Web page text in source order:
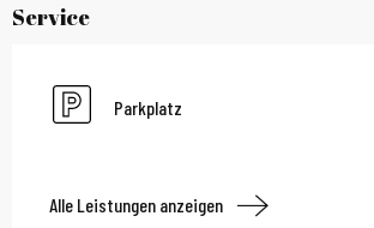
Service
Parkplatz
Alle Leistungen anzeigen